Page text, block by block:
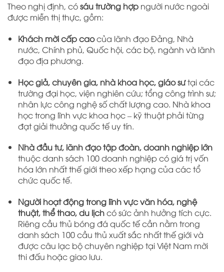
Theo nghị định, cósáu trường hợp người nước ngoài
được miễn thị thực, gồm:
Khách mời cấp caocủa lãnh đạo Đảng, Nhà
nước, Chính phủ, Quốc hội, các bộ, ngành và lãnh
đạo địa phương.
Học giả, chuyên gia, nhà khoa học, giáo sưtại các
trường đại học, viện nghiên cứu; tổng công trình sư;
nhân lực công nghệ số chất lượng cao. Nhà khoa
học trong lĩnh vực khoa học – kỹ thuật phải từng
đạt giải thưởng quốc tế uy tín.
Nhà đầu tư, lãnh đạo tập đoàn, doanh nghiệp lớn
thuộc danh sách 100 doanh nghiệp có giá trị vốn
hóa lớn nhất thế giới theo xếp hạng của các tổ
chức quốc tế.
Người hoạt động trong lĩnh vực văn hóa, nghệ
thuật, thể thao, du lịchcó sức ảnh hưởng tích cực.
Riêng cầu thủ bóng đá quốc tế cần nằm trong
danh sách 100 cầu thủ xuất sắc nhất thế giới và
được câu lạc bộ chuyên nghiệp tại Việt Nam mời
thi đấu hoặc giao lưu.